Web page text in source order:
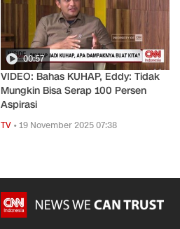
00:57
VIDEO: Bahas KUHAP, Eddy: Tidak
Mungkin Bisa Serap 100 Persen
Aspirasi
TV •19 November 2025 07:38